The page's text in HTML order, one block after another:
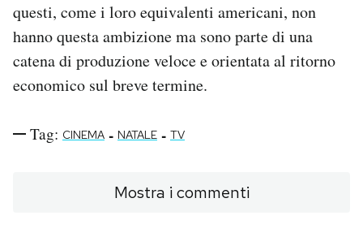
questi, come i loro equivalenti americani, non
hanno questa ambizione ma sono parte di una
catena di produzione veloce e orientata al ritorno
economico sul breve termine.
Tag: CINEMA - NATALE - TV
Mostra i commenti